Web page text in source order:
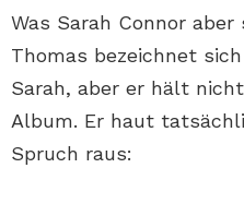
Was Sarah Connor
Thomas bezeichnet
Sarah, aber er hält
Album. Er haut
Spruch raus: